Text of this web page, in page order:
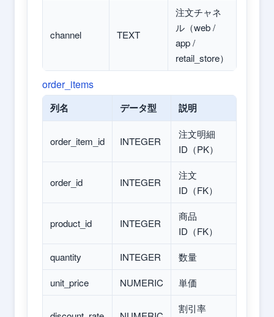
channel TEXT
注文チャネ
ル（web /
app /
retail_store）
order_items
列名 データ型 説明
order_item_id INTEGER
注文明細
ID（PK）
order_id INTEGER
注文
ID（FK）
product_id INTEGER
商品
ID（FK）
quantity
INTEGER
数量
unit_price
NUMERIC 単価
割引率